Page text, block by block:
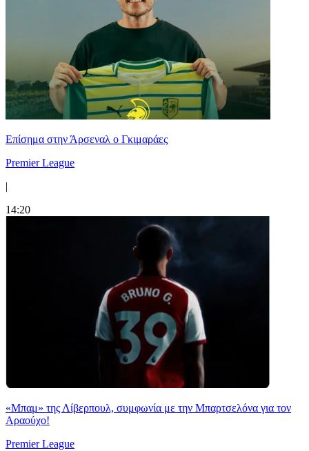
Επίσημα στην Άρσεναλ ο Γκιμαράες
Premier League
|
14:20
«Μπαμ» της Λίβερπουλ, συμφωνία με την Μπαρτσελόνα για τον
Αραούχο!
Premier League